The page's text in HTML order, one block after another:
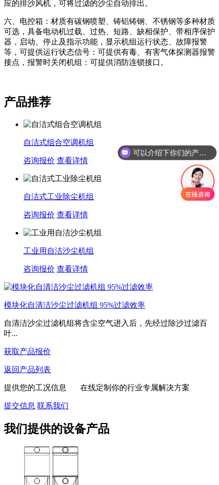
应的排沙风机，可将过滤的沙尘自动排出。
六、电控箱：材质有碳钢喷塑、铸铝铸钢、不锈钢等多种材质
可选，具备电动机过载、过热、短路、缺相保护、带相序保护
器，启动、停止及指示功能，显示机组运行状态、故障报警
等，可提供运行状态信号：可提供有毒、有害气体探测器报警
接点，报警时关闭机组：可提供消防连锁接口。
产品推荐
自洁式组合空调机组
咨询报价 查看详情
自洁式工业除尘机组
咨询报价 查看详情
工业用自洁沙尘机组
咨询报价 查看详情
模块化自清洁沙尘过滤机组 95%过滤效率
自清洁沙尘过滤机组​将含尘空气进入后，先经过‌除沙过滤百
叶‌...
获取产品报价
返回产品列表
提供您的工况信息 在线定制你的行业专属解决方案
提交信息 联系我们
我们提供的设备产品
可以介绍下你们的产品么